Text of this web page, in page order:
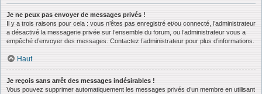
Je ne peux pas envoyer de messages privés !
Il y a trois raisons pour cela : vous n’êtes pas enregistré et/ou connecté, l’administrateur
a désactivé la messagerie privée sur l’ensemble du forum, ou l’administrateur vous a
empêché d’envoyer des messages. Contactez l’administrateur pour plus d’informations.
Haut
Je reçois sans arrêt des messages indésirables !
Vous pouvez supprimer automatiquement les messages privés d’un membre en utilisant